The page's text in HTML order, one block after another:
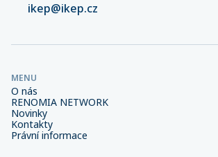
ikep@ikep.cz
MENU
O nás
RENOMIA NETWORK
Novinky
Kontakty
Právní informace